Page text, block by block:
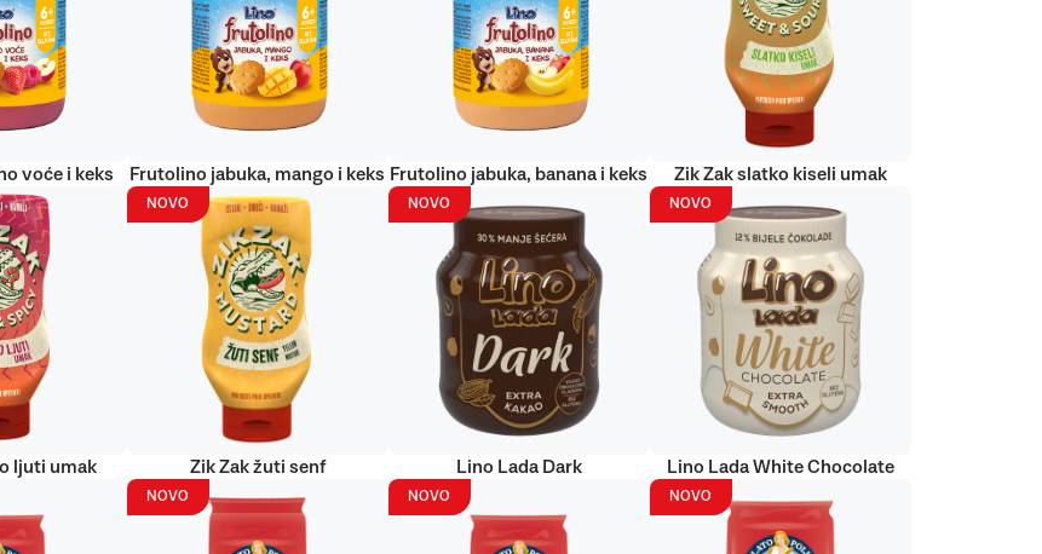
voće i keks Frutolino jabuka, mango i keks Frutolino jabuka, banana i keks Zik Zak slatko kiseli umak
ljuti umak
NOVO
Zik Zak žuti senf
NOVO
Lino Lada Dark
NOVO
Lino Lada White Chocolate
NOVO NOVO NOVO